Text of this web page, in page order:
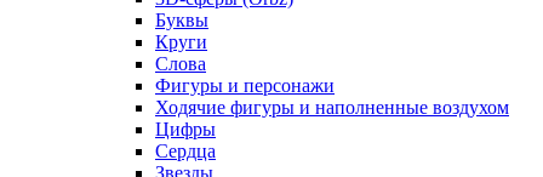
Буквы
Круги
Слова
Фигуры и персонажи
Ходячие фигуры и наполненные воздухом
Цифры
Сердца
Звезды